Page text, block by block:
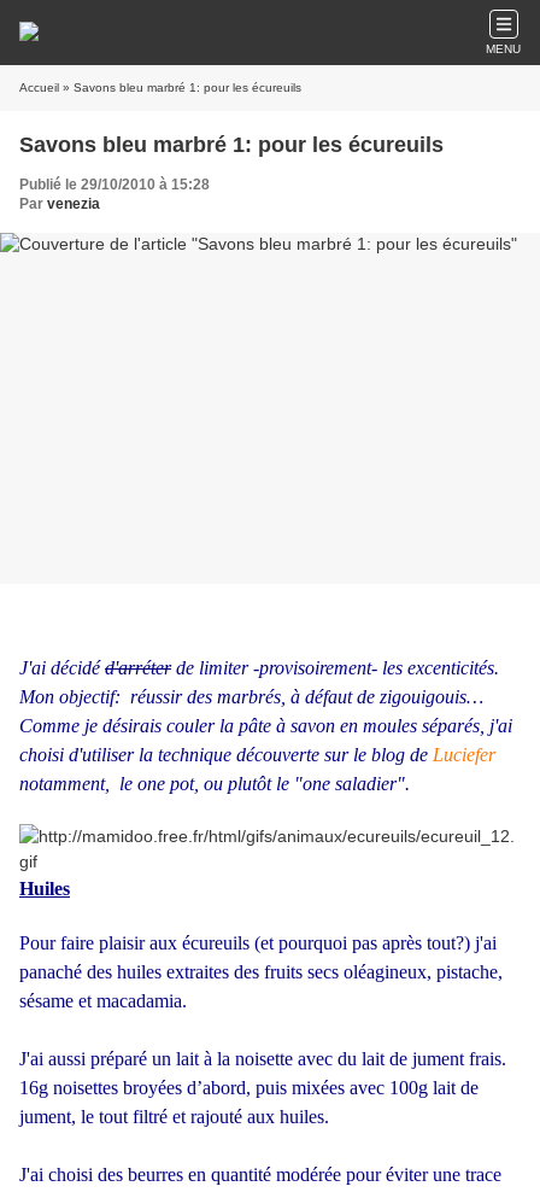
MENU
Accueil » Savons bleu marbré 1: pour les écureuils
Savons bleu marbré 1: pour les écureuils
Publié le 29/10/2010 à 15:28
Par venezia
J'ai décidéd'arréterde limiter -provisoirement- les excenticités.
Mon objectif: réussir des marbrés, à défaut de zigouigouis…
Comme je désirais couler la pâte à savon en moules séparés, j'ai
choisi d'utiliser la technique découverte sur le blog de Luciefer
notamment, le one pot, ou plutôt le "one saladier".
Huiles
Pour faire plaisir aux écureuils (et pourquoi pas après tout?) j'ai
panaché des huiles extraites des fruits secs oléagineux, pistache,
sésame et macadamia.
J'ai aussi préparé un lait à la noisette avec du lait de jument frais.
16g noisettes broyées d’abord, puis mixées avec 100g lait de
jument, le tout filtré et rajouté aux huiles.
J'ai choisi des beurres en quantité modérée pour éviter une trace